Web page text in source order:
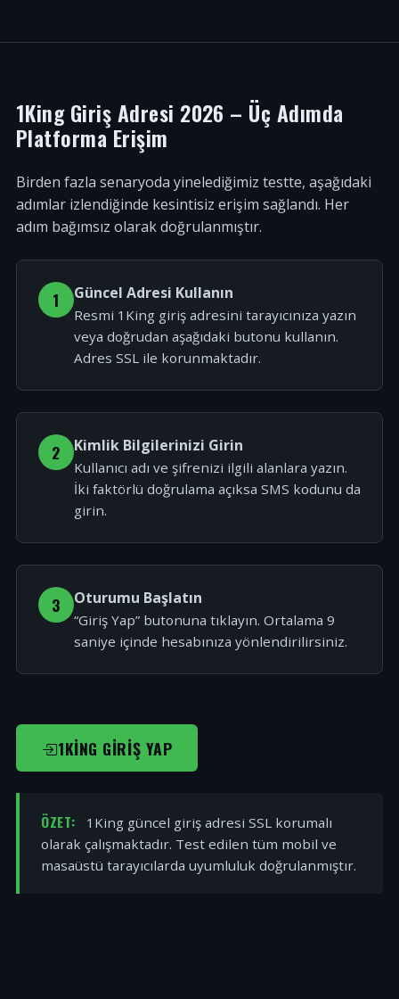
1King Giriş Adresi 2026 – Üç Adımda
Platforma Erişim
Birden fazla senaryoda yinelediğimiz testte, aşağıdaki
adımlar izlendiğinde kesintisiz erişim sağlandı. Her
adım bağımsız olarak doğrulanmıştır.
1 Güncel Adresi Kullanın
Resmi 1King giriş adresini tarayıcınıza yazın
veya doğrudan aşağıdaki butonu kullanın.
Adres SSL ile korunmaktadır.
2 Kimlik Bilgilerinizi Girin
Kullanıcı adı ve şifrenizi ilgili alanlara yazın.
İki faktörlü doğrulama açıksa SMS kodunu da
girin.
3 Oturumu Başlatın
“Giriş Yap” butonuna tıklayın. Ortalama 9
saniye içinde hesabınıza yönlendirilirsiniz.
1KING GIRIŞ YAP
ÖZET:
1King güncel giriş adresi SSL korumalı
olarak çalışmaktadır. Test edilen tüm mobil ve
masaüstü tarayıcılarda uyumluluk doğrulanmıştır.